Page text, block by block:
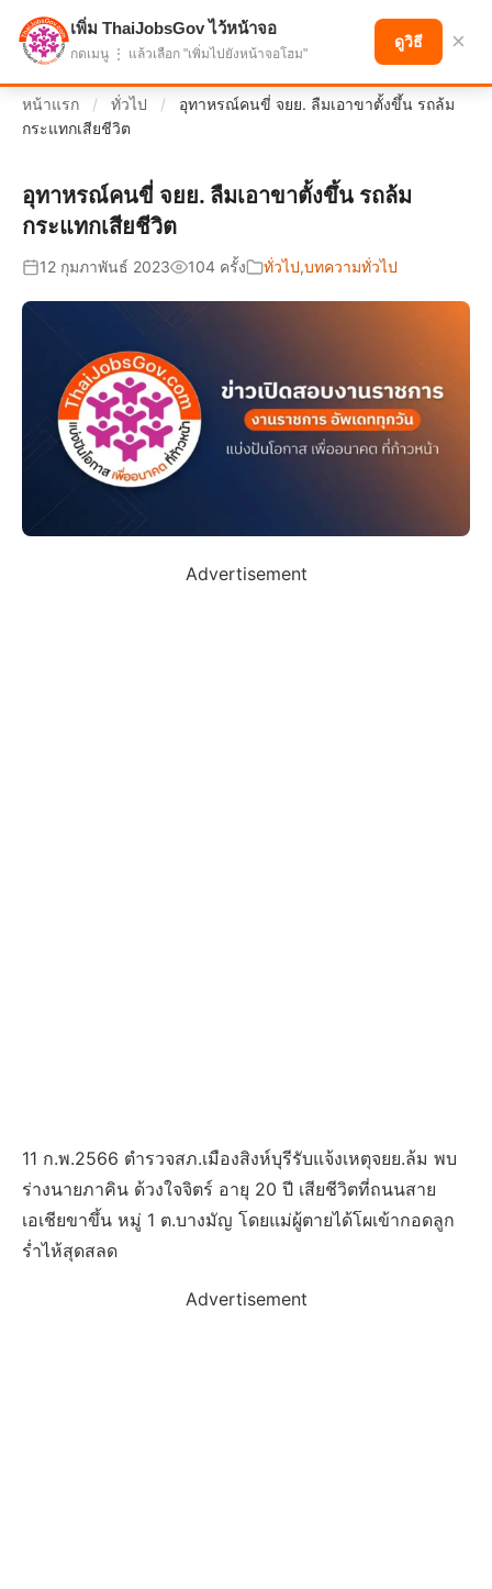
แบ่งปันโอกาส เพื่ออนาคตที่ก้าวหน้า
หน้าแรก / ทั่วไป /
อุทาหรณ์คนขี่ จยย. ลืมเอาขาตั้งขึ้น รถล้ม
กระแทกเสียชีวิต
อุทาหรณ์คนขี่ จยย. ลืมเอาขาตั้งขึ้น รถล้ม
กระแทกเสียชีวิต
12 กุมภาพันธ์ 2023 104 ครั้ง ทั่วไป,บทความทั่วไป
Advertisement
11 ก.พ.2566 ตำรวจสภ.เมืองสิงห์บุรีรับแจ้งเหตุจยย.ล้ม พบ
ร่างนายภาคิน ด้วงใจจิตร์ อายุ 20 ปี เสียชีวิตที่ถนนสาย
เอเชียขาขึ้น หมู่ 1 ต.บางมัญ โดยแม่ผู้ตายได้โผเข้ากอดลูก
ร่ำไห้สุดสลด
Advertisement
เพิ่ม ThaiJobsGov ไว้หน้าจอ
กดเมนู ⋮ แล้วเลือก "เพิ่มไปยังหน้าจอโฮม"
ดูวิธี ×